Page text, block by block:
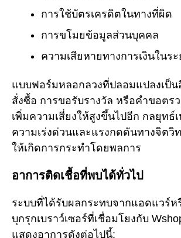
การใช้บัตรเครดิตในทางที่ผิด
การขโมยข้อมูลส่วนบุคคล
ความเสียหายทางการเงินในร
แบบฟอร์มหลอกลวงที่ปลอมแปลงเป็น
สั่งซื้อ การขอรับรางวัล หรือคำขอตร
เพิ่มความเสี่ยงให้สูงขึ้นไปอีก กลยุทธ์
ความเร่งด่วนและแรงกดดันทางจิตวิ
ให้เกิดการกระทำโดยพลการ
อาการติดเชื้อที่พบได้ทั่วไป
ระบบที่ได้รับผลกระทบจากแอดแวร์ห
บุกรุกเบราว์เซอร์ที่เชื่อมโยงกับ
แสดงอาการดังต่อไปนี้: